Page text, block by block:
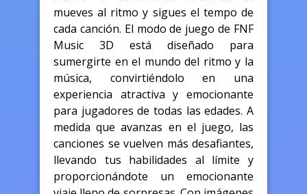
mueves al ritmo y sigues el tempo de
cada canción. El modo de juego de FNF
Music 3D está diseñado para
sumergirte en el mundo del ritmo y la
música, convirtiéndolo en una
experiencia atractiva y emocionante
para jugadores de todas las edades. A
medida que avanzas en el juego, las
canciones se vuelven más desafiantes,
llevando tus habilidades al límite y
proporcionándote un emocionante